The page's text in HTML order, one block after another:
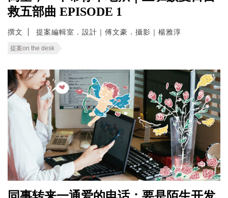
救五部曲 EPISODE 1
撰文 提案編輯室．設計｜傅文豪．攝影｜楊雅淳
提案on the desk